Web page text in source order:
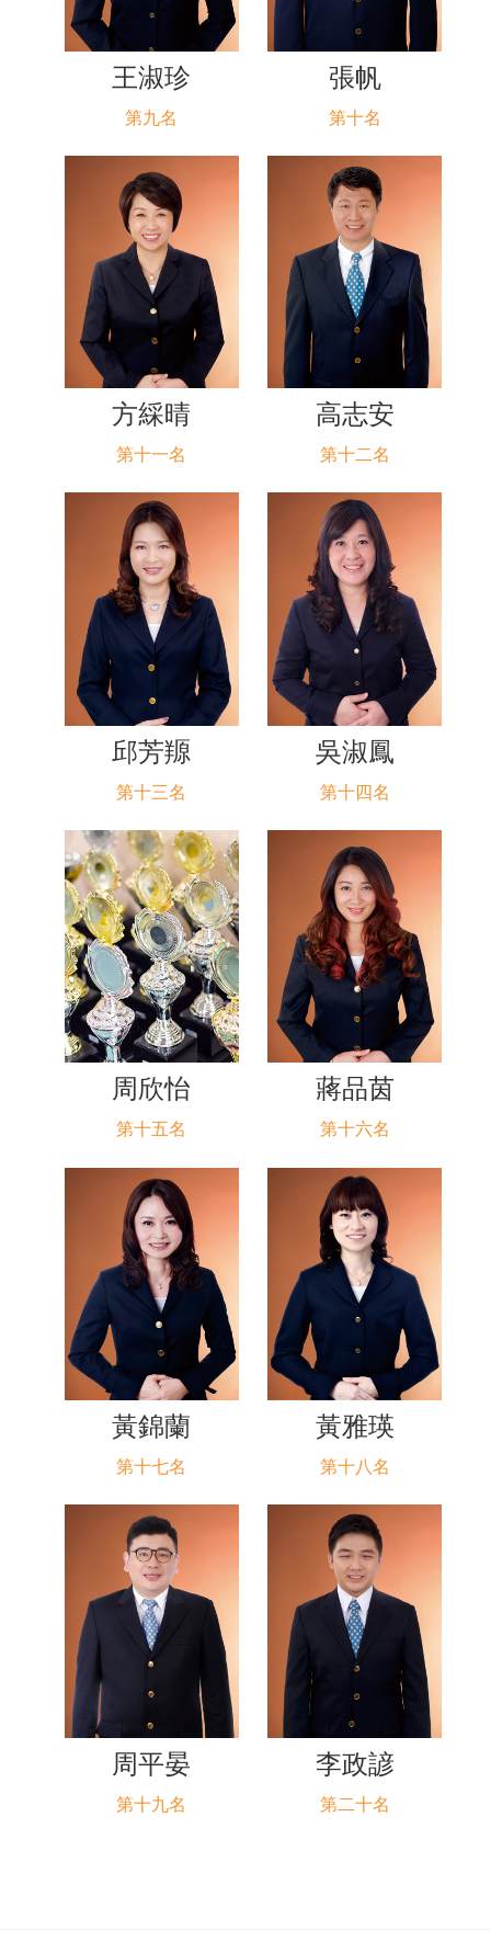
王淑珍
第九名
張帆
第十名
方綵晴
第十一名
高志安
第十二名
邱芳羱
第十三名
吳淑鳳
第十四名
周欣怡
第十五名
蔣品茵
第十六名
黃錦蘭
第十七名
黃雅瑛
第十八名
周平晏
第十九名
李政諺
第二十名